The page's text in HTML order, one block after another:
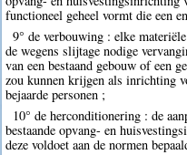
functioneel geheel vormt die een
9° de verbouwing : elke
de wegens slijtage nodige
van een bestaand gebouw of een
zou kunnen krijgen als inrichting
bejaarde personen ;
10° de herconditionering : de
bestaande opvang- en
deze voldoet aan de normen